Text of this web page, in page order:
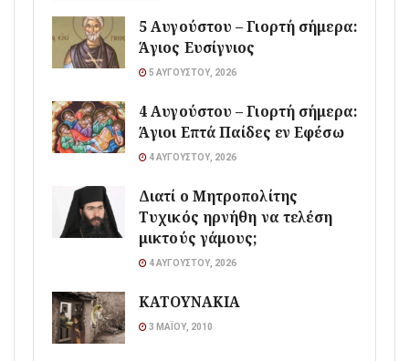
5 Αυγούστου – Γιορτή σήμερα:
Άγιος Ευσίγνιος
5 ΑΥΓΟΎΣΤΟΥ, 2026
4 Αυγούστου – Γιορτή σήμερα:
Άγιοι Επτά Παίδες εν Εφέσω
4 ΑΥΓΟΎΣΤΟΥ, 2026
Διατί ο Μητροπολίτης
Τυχικός ηρνήθη να τελέση
μικτούς γάμους;
4 ΑΥΓΟΎΣΤΟΥ, 2026
ΚΑΤΟΥΝΑΚΙΑ
3 ΜΑΪ́ΟΥ, 2010